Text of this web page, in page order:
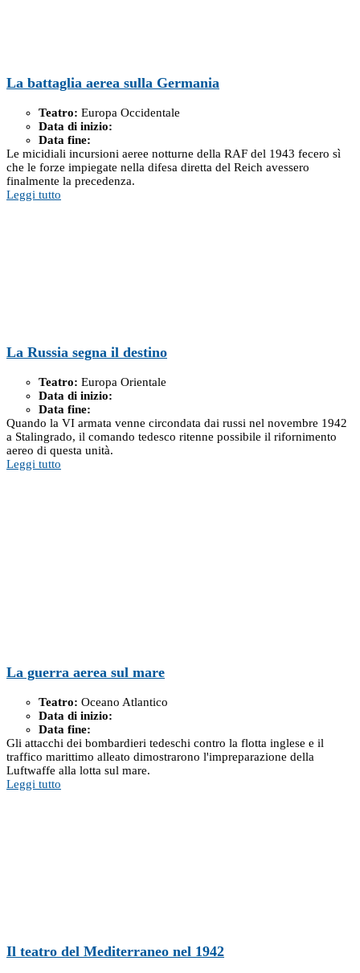
La battaglia aerea sulla Germania
Teatro: Europa Occidentale
Data di inizio:
Data fine:
Le micidiali incursioni aeree notturne della RAF del 1943 fecero sì
che le forze impiegate nella difesa diretta del Reich avessero
finalmente la precedenza.
Leggi tutto
La Russia segna il destino
Teatro: Europa Orientale
Data di inizio:
Data fine:
Quando la VI armata venne circondata dai russi nel novembre 1942
a Stalingrado, il comando tedesco ritenne possibile il rifornimento
aereo di questa unità.
Leggi tutto
La guerra aerea sul mare
Teatro: Oceano Atlantico
Data di inizio:
Data fine:
Gli attacchi dei bombardieri tedeschi contro la flotta inglese e il
traffico marittimo alleato dimostrarono l'impreparazione della
Luftwaffe alla lotta sul mare.
Leggi tutto
Il teatro del Mediterraneo nel 1942